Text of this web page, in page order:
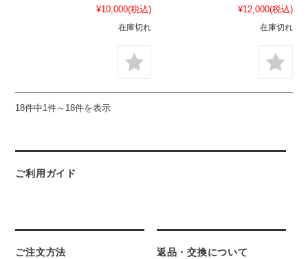
¥10,000(税込)
在庫切れ
¥12,000(税込)
在庫切れ
18件中1件～18件を表示
ご利用ガイド
ご注文方法 返品・交換について